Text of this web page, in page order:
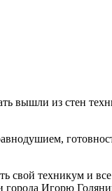
вышли из стен
техникум и
города Игорю